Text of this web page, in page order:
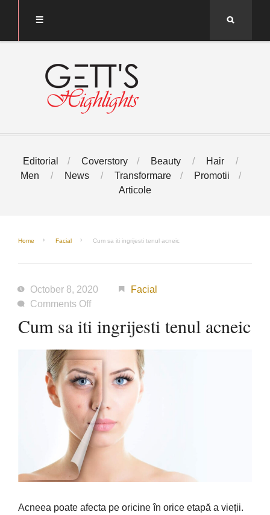
Editorial Coverstory Beauty
Hair
Men
News Transformare
Promotii
Articole
Home Facial Cum sa iti ingrijesti tenul acneic
October 8, 2020
Facial
Comments Offon
sa
ingrijesti
tenul
acneic
Cum sa iti ingrijesti tenul acneic
Acneea poate afecta pe oricineîn orice etapă a vieții.